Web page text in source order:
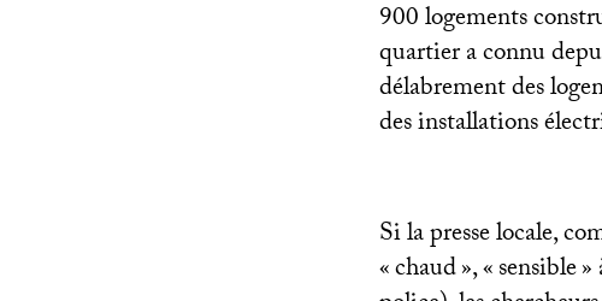
900 logements
quartier a connu
délabrement des
des installations
Si la presse locale,
«chaud», «sensible